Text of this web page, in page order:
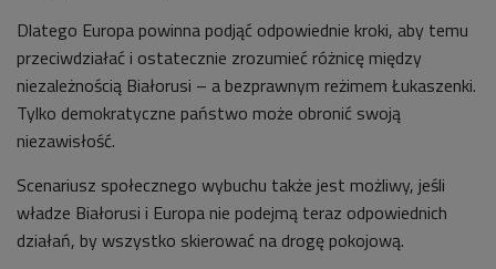
Dlatego Europa powinna podjąć odpowiednie kroki, aby temu
przeciwdziałać i ostatecznie zrozumieć różnicę między
niezależnością Białorusi – a bezprawnym reżimem Łukaszenki.
Tylko demokratyczne państwo może obronić swoją
niezawisłość.
Scenariusz społecznego wybuchu także jest możliwy, jeśli
władze Białorusi i Europa nie podejmą teraz odpowiednich
działań, by wszystko skierować na drogę pokojową.